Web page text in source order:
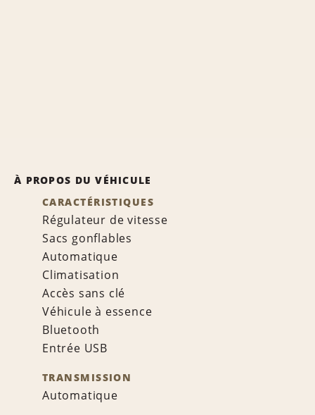
À PROPOS DU VÉHICULE
CARACTÉRISTIQUES
Régulateur de vitesse
Sacs gonflables
Automatique
Climatisation
Accès sans clé
Véhicule à essence
Bluetooth
Entrée USB
TRANSMISSION
Automatique